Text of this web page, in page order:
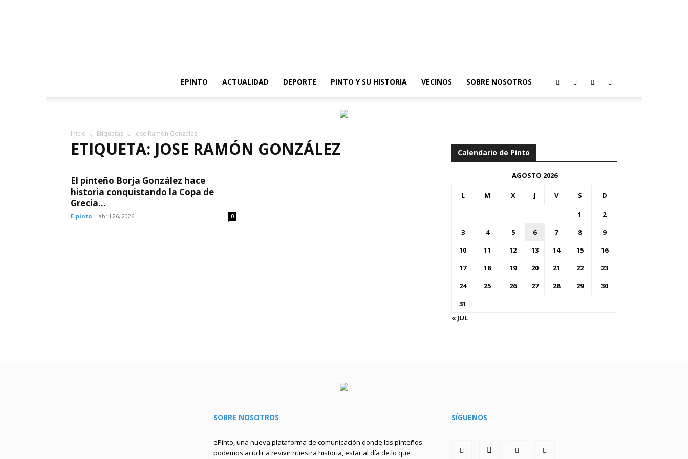
EPINTO
ACTUALIDAD DEPORTE PINTO Y SU HISTORIA VECINOS SOBRE NOSOTROS
Inicio Etiquetas Jose Ramón González
ETIQUETA: JOSE RAMÓN GONZÁLEZ
El pinteño Borja González hace
historia conquistando la Copa de
Grecia...
E-pinto - abril 26, 2026 0
Calendario de Pinto
AGOSTO 2026
L M X J V S D
1
2
3
4 5 6 7 8
9
10
11 12 13 14 15
16
17
18 19 20 21 22
23
24
25 26 27 28 29
30
31
« JUL
SOBRE NOSOTROS
ePinto, una nueva plataforma de comunicación donde los pinteños
podemos acudir a revivir nuestra historia, estar al día de lo que
SÍGUENOS